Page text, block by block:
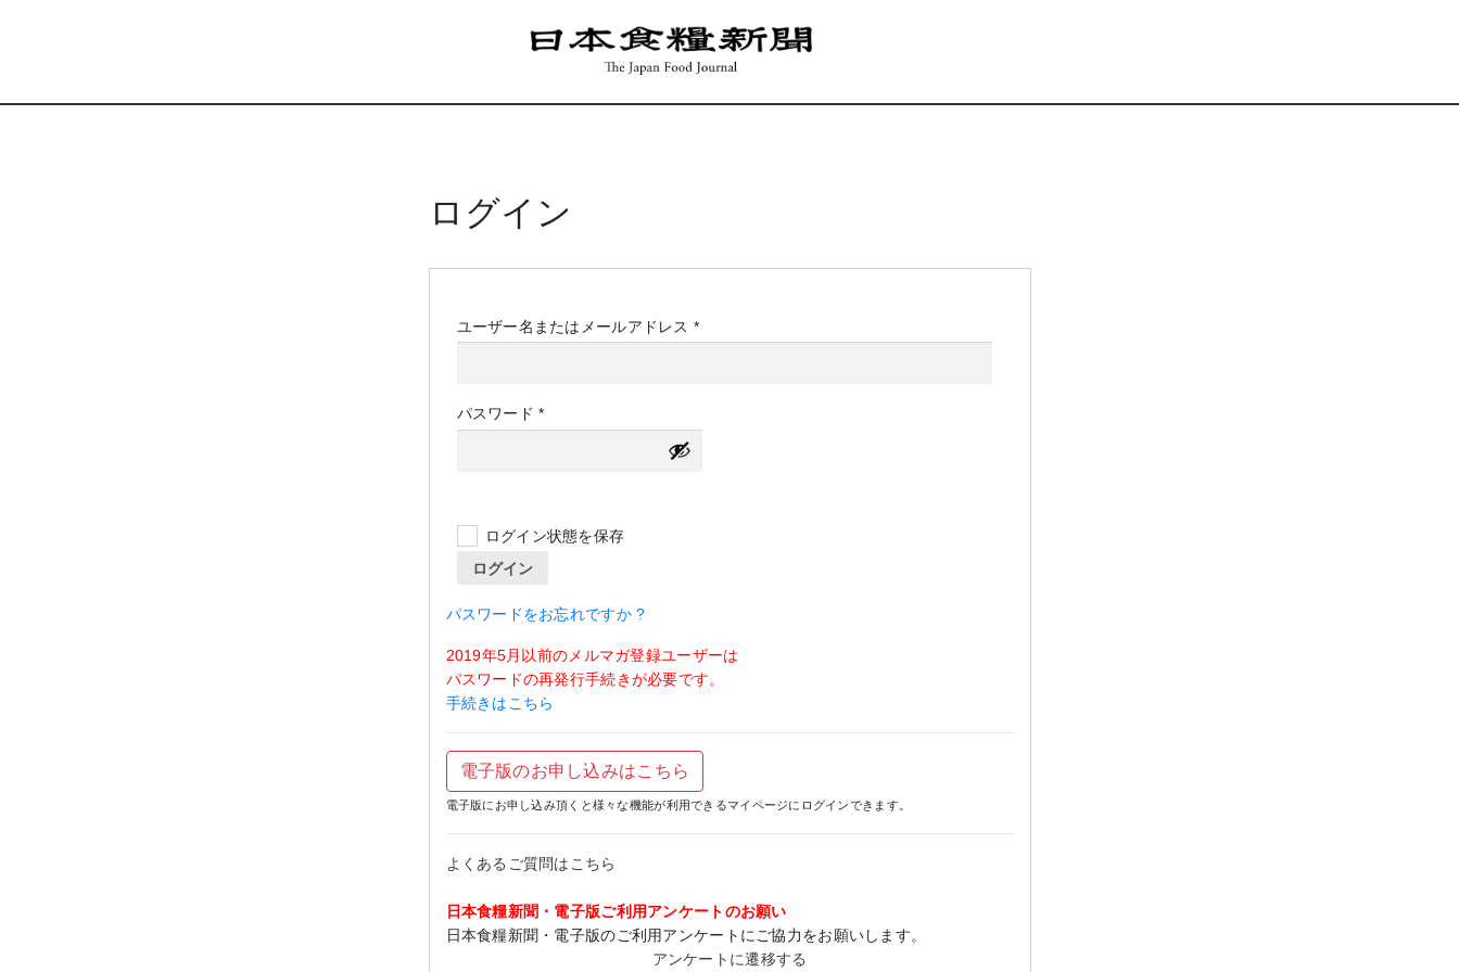
ログイン
ユーザー名またはメールアドレス *必
パスワード*必
須
ログイン状態を保存
ログイン
パスワードをお忘れですか ?
2019年5月以前のメルマガ登録ユーザーは
パスワードの再発行手続きが必要です。
手続きはこちら
電子版のお申し込みはこちら
電子版にお申し込み頂くと様々な機能が利用できるマイページにログインできます。
よくあるご質問はこちら
日本食糧新聞・電子版ご利用アンケートのお願い
日本食糧新聞・電子版のご利用アンケートにご協力をお願いします。
アンケートに遷移する